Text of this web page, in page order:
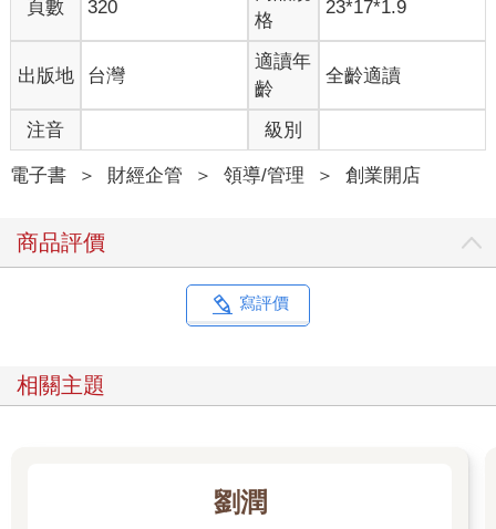
頁數 320
格
23*17*1.9
出版地 台灣
適讀年
齡
全齡適讀
注音 級別
電子書 ＞ 財經企管 ＞ 領導/管理 ＞ 創業開店
商品評價
寫評價
相關主題
劉潤